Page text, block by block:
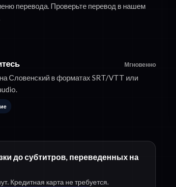
перевода. Проверьте перевод в нашем
Мгновенно
Словенский в форматах SRT/VTT или
до субтитров, переведенных на
Кредитная карта не требуется.